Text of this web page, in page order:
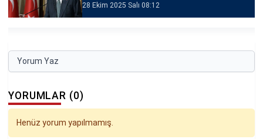
28 Ekim 2025 Salı 08:12
Yorum Yaz
YORUMLAR (0)
Henüz yorum yapılmamış.